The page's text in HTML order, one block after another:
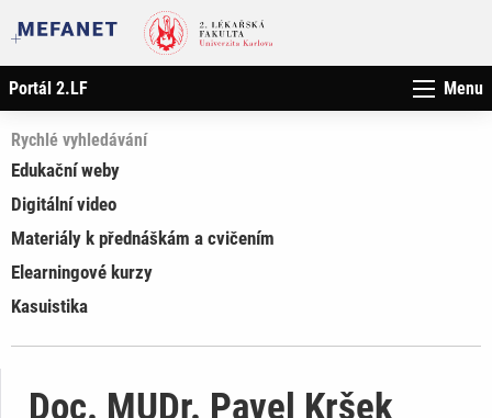
Portál 2.LF Menu
Rychlé vyhledávání
Edukační weby
Digitální video
Materiály k přednáškám a cvičením
Elearningové kurzy
Kasuistika
Doc. MUDr. Pavel Kršek